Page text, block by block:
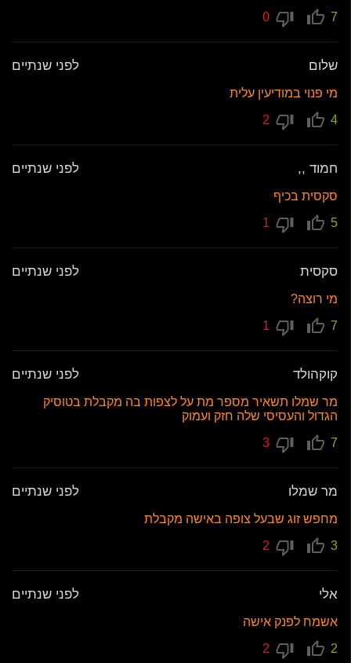
7
שלום לפני שנתיים
מי פנוי במודיעין עלית
4
חמוד ,, לפני שנתיים
סקסית בכיף
5
סקסית לפני שנתיים
מי רוצה?
7
קוקהולד לפני שנתיים
מר שמלו תשאיר מספר מת על לצפות בה מקבלת בטוסיק
הגדול והעסיסי שלה חזק ועמוק
7
מר שמלו לפני שנתיים
מחפש זוג שבעל צופה באישה מקבלת
3
אלי לפני שנתיים
אשמח לפנק אישה
2